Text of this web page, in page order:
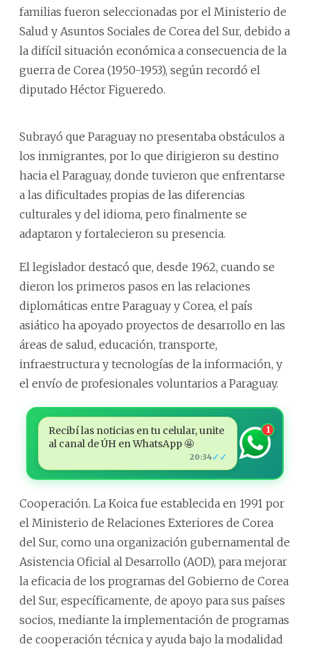
familias fueron seleccionadas por el Ministerio de
Salud y Asuntos Sociales de Corea del Sur, debido a
la difícil situación económica a consecuencia de la
guerra de Corea (1950-1953), según recordó el
diputado Héctor Figueredo.
Subrayó que Paraguay no presentaba obstáculos a
los inmigrantes, por lo que dirigieron su destino
hacia el Paraguay, donde tuvieron que enfrentarse
a las dificultades propias de las diferencias
culturales y del idioma, pero finalmente se
adaptaron y fortalecieron su presencia.
El legislador destacó que, desde 1962, cuando se
dieron los primeros pasos en las relaciones
diplomáticas entre Paraguay y Corea, el país
asiático ha apoyado proyectos de desarrollo en las
áreas de salud, educación, transporte,
infraestructura y tecnologías de la información, y
el envío de profesionales voluntarios a Paraguay.
Recibí las noticias en tu celular, unite
al canal de ÚH en WhatsApp 🤩
20:34✓✓
1
Cooperación. La Koica fue establecida en 1991 por
el Ministerio de Relaciones Exteriores de Corea
del Sur, como una organización gubernamental de
Asistencia Oficial al Desarrollo (AOD), para mejorar
la eficacia de los programas del Gobierno de Corea
del Sur, específicamente, de apoyo para sus países
socios, mediante la implementación de programas
de cooperación técnica y ayuda bajo la modalidad